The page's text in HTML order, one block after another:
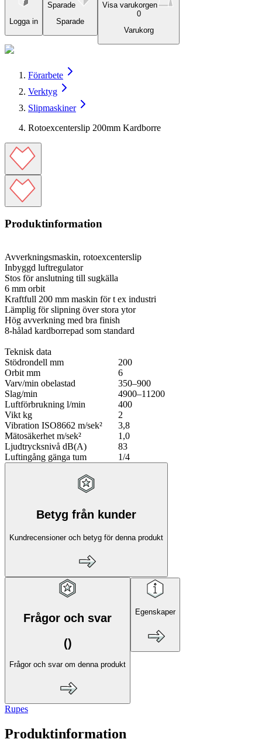
Logga in
Sparade
Sparade
Visa varukorgen
0
Varukorg
Förarbete
Verktyg
Slipmaskiner
Rotoexcenterslip 200mm Kardborre
Produktinformation
Avverkningsmaskin, rotoexcenterslip
Inbyggd luftregulator
Stos för anslutning till sugkälla
6 mm orbit
Kraftfull 200 mm maskin för t ex industri
Lämplig för slipning över stora ytor
Hög avverkning med bra finish
8-hålad kardborrepad som standard
Teknisk data
Stödrondell mm
200
Orbit mm
6
Varv/min obelastad
350–900
Slag/min
4900–11200
Luftförbrukning l/min
400
Vikt kg
2
Vibration ISO8662 m/sek²
3,8
Mätosäkerhet m/sek²
1,0
Ljudtrycksnivå dB(A)
83
Luftingång gänga tum
1/4
Betyg från kunder
Kundrecensioner och betyg för denna produkt
Frågor och svar
()
Frågor och svar om denna produkt
Egenskaper
Rupes
Produktinformation